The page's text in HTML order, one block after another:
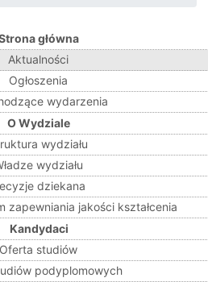
główna
Aktualności
Ogłoszenia
wydarzenia
O Wydziale
wydziału
wydziału
dziekana
zapewniania jakości kształcenia
Kandydaci
Oferta studiów
podyplomowych